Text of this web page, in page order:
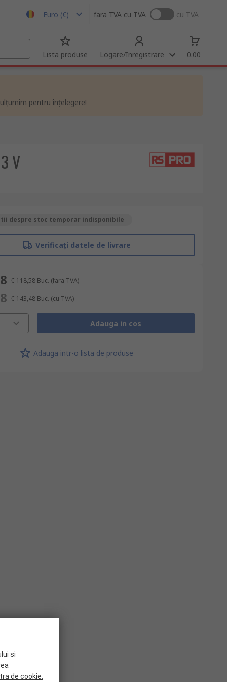
Euro (€) fara TVA cu TVA cu TVA
Lista produse Logare/Inregistrare 0.00
pentru înțelegere!
V
despre stoc temporar indisponibile
Verificați datele de livrare
€ 118,58 Buc. (fara TVA)
€ 143,48 Buc. (cu TVA)
Adauga in cos
Adauga intr-o lista de produse
si
de cookie.